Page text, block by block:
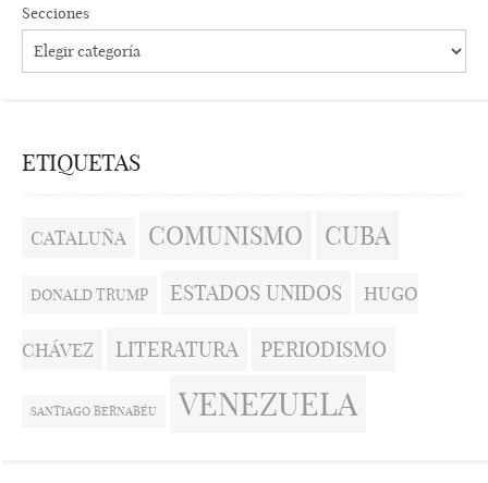
Secciones
ETIQUETAS
CATALUÑA COMUNISMO CUBA
DONALD TRUMP ESTADOS UNIDOS HUGO
CHÁVEZ LITERATURA PERIODISMO
SANTIAGO BERNABÉU VENEZUELA